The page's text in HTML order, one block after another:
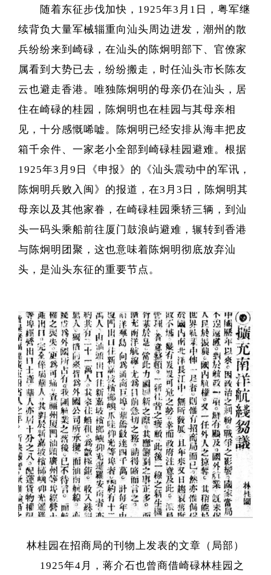
随着东征步伐加快，1925年3月1日，粤军继
续背负大量军械辎重向汕头周边进发，潮州的散
兵纷纷来到崎碌，在汕头的陈炯明部下、官僚家
属看到大势已去，纷纷搬走，时任汕头市长陈友
云也避走香港。唯独陈炯明的母亲仍在汕头，居
住在崎碌的桂园，陈炯明也在桂园与其母亲相
见，十分感慨唏嘘。陈炯明已经安排从海丰把皮
箱千余件、一家老小全部到崎碌桂园避难。根据
1925年3月9日《申报》的《汕头震动中的军讯，
陈炯明兵败入闽》的报道，在3月3日，陈炯明其
母亲以及其他家眷，在崎碌桂园乘轿三辆，到汕
头一码头乘船前往厦门鼓浪屿避难，辗转到香港
与陈炯明团聚，这也意味着陈炯明彻底放弃汕
头，是汕头东征的重要节点。
林桂园在招商局的刊物上发表的文章（局部）
1925年4月，蒋介石也曾商借崎碌林桂园之